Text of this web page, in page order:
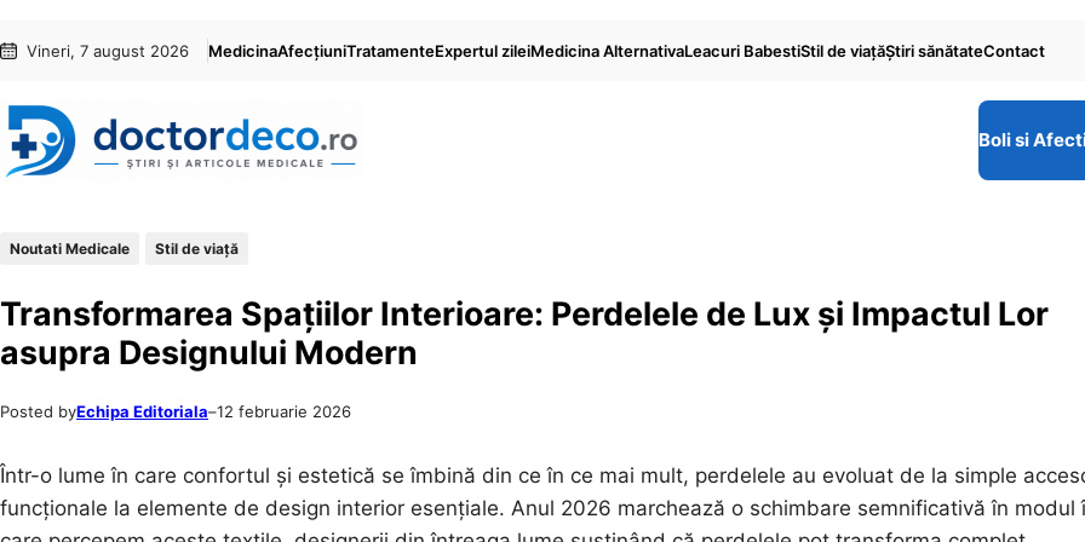
conținut
content
Vineri, 7 august 2026 MedicinaAfecțiuniTratamenteExpertul zileiMedicina AlternativaLeacuri BabestiStil de viaţăŞtiri sănătateContact
Boli si
Noutati Medicale Stil de viaţă
Transformarea Spațiilor Interioare: Perdelele de Lux și Impactul Lor
asupra Designului Modern
Posted byEchipa Editoriala–12 februarie 2026
Într-o lume în care confortul și estetică se îmbină din ce în ce mai mult, perdelele au evoluat de la simple
funcționale la elemente de design interior esențiale. Anul 2026 marchează o schimbare semnificativă în modul